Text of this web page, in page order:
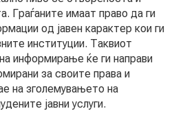
Граѓаните имаат право да ги
од јавен карактер кои ги
институции. Таквиот
информирање ќе ги направи
за своите права и
на зголемувањето на
јавни услуги.